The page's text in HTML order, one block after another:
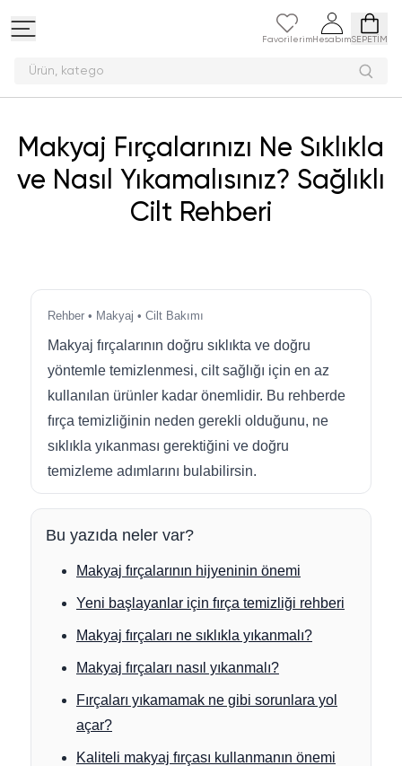
Favorilerim HesabımSEPETİM
Ürün,
Makyaj Fırçalarınızı Ne Sıklıkla
ve Nasıl Yıkamalısınız? Sağlıklı
Cilt Rehberi
Rehber • Makyaj • Cilt Bakımı
Makyaj fırçalarının doğru sıklıkta ve doğru
yöntemle temizlenmesi, cilt sağlığı için en az
kullanılan ürünler kadar önemlidir. Bu rehberde
fırça temizliğinin neden gerekli olduğunu, ne
sıklıkla yıkanması gerektiğini ve doğru
temizleme adımlarını bulabilirsin.
Bu yazıda neler var?
Makyaj fırçalarının hijyeninin önemi
Yeni başlayanlar için fırça temizliği rehberi
Makyaj fırçaları ne sıklıkla yıkanmalı?
Makyaj fırçaları nasıl yıkanmalı?
Fırçaları yıkamamak ne gibi sorunlara yol
açar?
Kaliteli makyaj fırçası kullanmanın önemi